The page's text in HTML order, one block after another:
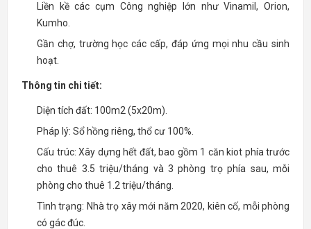
Liền kề các cụm Công nghiệp lớn như Vinamil, Orion,
Kumho.
Gần chợ, trường học các cấp, đáp ứng mọi nhu cầu sinh
hoạt.
Thông tin chi tiết:
Diện tích đất: 100m2 (5x20m).
Pháp lý: Sổ hồng riêng, thổ cư 100%.
Cấu trúc: Xây dựng hết đất, bao gồm 1 căn kiot phía trước
cho thuê 3.5 triệu/tháng và 3 phòng trọ phía sau, mỗi
phòng cho thuê 1.2 triệu/tháng.
Tình trạng: Nhà trọ xây mới năm 2020, kiên cố, mỗi phòng
có gác đúc.